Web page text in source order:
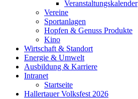
Veranstaltungskalender
Vereine
Sportanlagen
Hopfen & Genuss Produkte
Kino
Wirtschaft & Standort
Energie & Umwelt
Ausbildung & Karriere
Intranet
Startseite
Hallertauer Volksfest 2026